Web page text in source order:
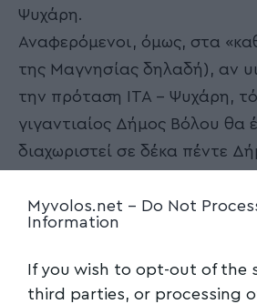
Myvolos.net - Do Not
Information
If you wish to opt-out of the
third parties, or processing
Ψυχάρη.
Αναφερόμενοι, όμως, στα
της Μαγνησίας δηλαδή), αν
την πρόταση ΙΤΑ – Ψυχάρη,
γιγαντιαίος Δήμος Βόλου θα
διαχωριστεί σε δέκα πέντε
22 Δήμους, ακριβώς όσοι
«Καποδιστριακοί».
Εμείς ως αυτοδιοικητικοί,
νεότεροι, έχουμε